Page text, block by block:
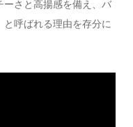
ーさと高揚感を備え、バ
呼ばれる理由を存分に